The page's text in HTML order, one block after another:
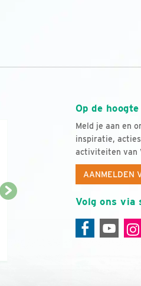
Op de
Meld je aan en
inspiratie,
activiteiten van
AANMELDEN
Volg ons via